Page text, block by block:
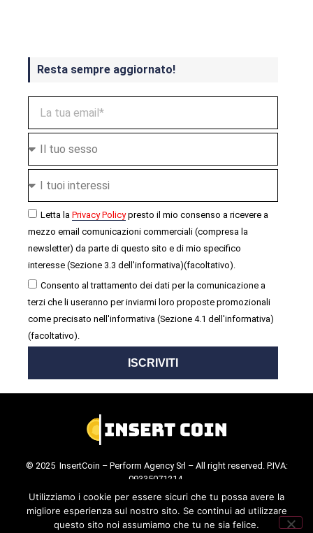
Resta sempre aggiornato!
Letta la Privacy Policypresto il mio consenso a ricevere a
mezzo email comunicazioni commerciali (compresa la
newsletter) da parte di questo sito e di mio specifico
interesse (Sezione 3.3 dell'informativa)(facoltativo).
Consento al trattamento dei dati per la comunicazione a
terzi che li useranno per inviarmi loro proposte promozionali
come precisato nell'informativa (Sezione 4.1 dell'informativa)
(facoltativo).
ISCRIVITI
© 2025 InsertCoin – Perform Agency Srl – All right reserved. P.IVA:
09335071214.
Cookie Policy . Privacy Policy.
Utilizziamo i cookie per essere sicuri che tu possa avere la
migliore esperienza sul nostro sito. Se continui ad utilizzare
questo sito noi assumiamo che tu ne sia felice.